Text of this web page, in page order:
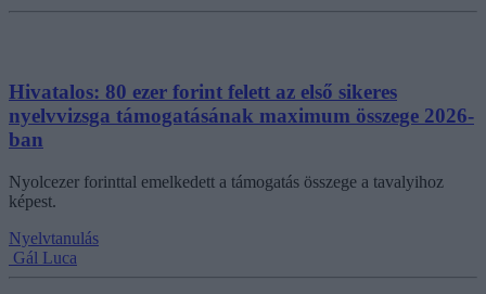
Hivatalos: 80 ezer forint felett az első sikeres
nyelvvizsga támogatásának maximum összege 2026-
ban
Nyolcezer forinttal emelkedett a támogatás összege a tavalyihoz
képest.
Nyelvtanulás
Gál Luca